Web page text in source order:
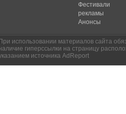
Фестивали
рекламы
Анонсы
При использовании материалов сайта
гиперссылки на страницу
источника AdReport